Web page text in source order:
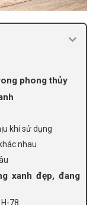
phong thủy
khi sử dụng
nhau
xanh đẹp, đang
78